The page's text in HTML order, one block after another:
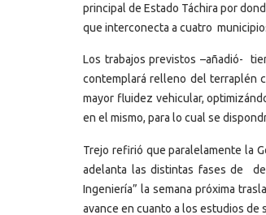
principal de Estado Táchira por
que interconecta a cuatro
Los trabajos previstos –añadió-
contemplará relleno del terraplén
mayor fluidez vehicular,
en el mismo, para lo cual se
Trejo refirió que paralelamente la
adelanta las distintas fases de
Ingeniería” la semana próxima
avance en cuanto a los estudios de